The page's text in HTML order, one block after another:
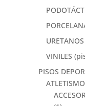
VINILES
PISOS